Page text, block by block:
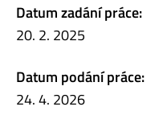
Datum zadání práce:
20. 2. 2025
Datum podání práce:
24. 4. 2026